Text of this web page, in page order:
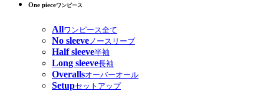
One pieceワンピース
Allワンピース全て
No sleeve ノースリーブ
Half sleeve半袖
Long sleeve長袖
Overallsオーバーオール
Setupセットアップ